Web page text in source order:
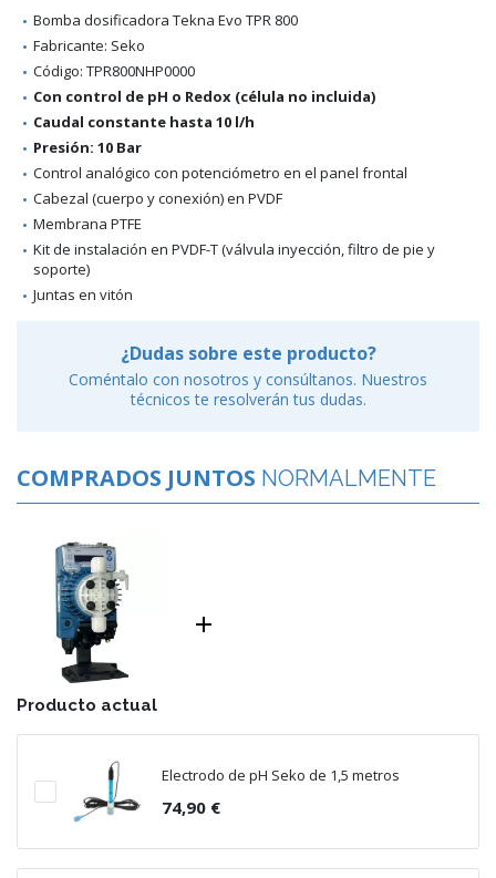
Bomba dosificadora Tekna Evo TPR 800
Fabricante: Seko
Código: TPR800NHP0000
Con control de pH o Redox (célula no incluida)
Caudal constante hasta 10 l/h
Presión: 10 Bar
Control analógico con potenciómetro en el panel frontal
Cabezal (cuerpo y conexión) en PVDF
Membrana PTFE
Kit de instalación en PVDF-T (válvula inyección, filtro de pie y
soporte)
Juntas en vitón
¿Dudas sobre este producto?
Coméntalo con nosotros y consúltanos. Nuestros
técnicos te resolverán tus dudas.
COMPRADOS JUNTOS NORMALMENTE
Producto actual

Electrodo de pH Seko de 1,5 metros
74,90 €